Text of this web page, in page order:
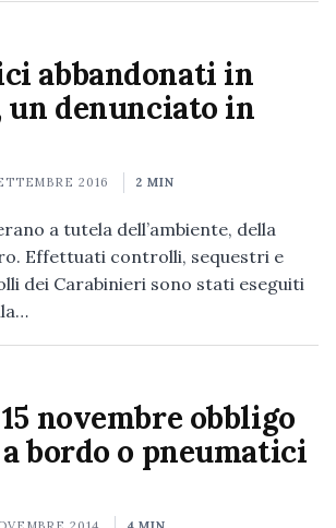
abbandonati in
un denunciato in
2016 2 MIN
a tutela dell’ambiente, della
Effettuati controlli, sequestri e
dei Carabinieri sono stati eseguiti
novembre obbligo
bordo o pneumatici